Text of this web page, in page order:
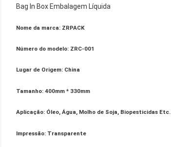
Bag In Box Embalagem Líquida
Nome da marca: ZRPACK
Número do modelo: ZRC-001
Lugar de Origem: China
Tamanho: 400mm * 330mm
Aplicação: Óleo, Água, Molho de Soja, Biopesticidas Etc.
Impressão: Transparente